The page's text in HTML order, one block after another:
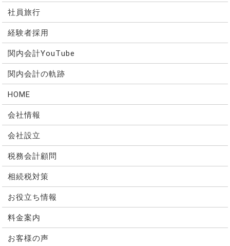
社員旅行
経験者採用
関内会計YouTube
関内会計の軌跡
HOME
会社情報
会社設立
税務会計顧問
相続税対策
お役立ち情報
料金案内
お客様の声